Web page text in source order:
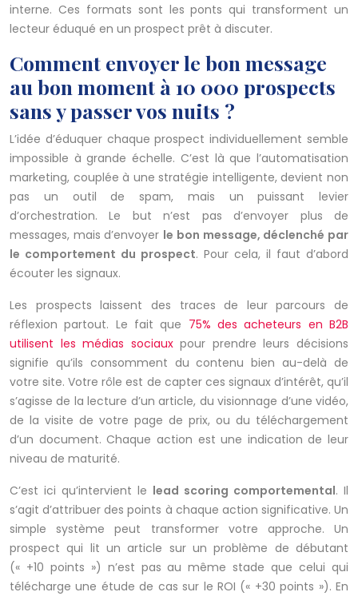
interne. Ces formats sont les ponts qui transforment un
lecteur éduqué en un prospect prêt à discuter.
Comment envoyer le bon message
au bon moment à 10 000 prospects
sans y passer vos nuits ?
L’idée d’éduquer chaque prospect individuellement semble
impossible à grande échelle. C’est là que l’automatisation
marketing, couplée à une stratégie intelligente, devient non
pas un outil de spam, mais un puissant levier
d’orchestration. Le but n’est pas d’envoyer plus de
messages, mais d’envoyer le bon message, déclenché par
le comportement du prospect. Pour cela, il faut d’abord
écouter les signaux.
Les prospects laissent des traces de leur parcours de
réflexion partout. Le fait que 75% des acheteurs en B2B
utilisent les médias sociauxpour prendre leurs décisions
signifie qu’ils consomment du contenu bien au-delà de
votre site. Votre rôle est de capter ces signaux d’intérêt, qu’il
s’agisse de la lecture d’un article, du visionnage d’une vidéo,
de la visite de votre page de prix, ou du téléchargement
d’un document. Chaque action est une indication de leur
niveau de maturité.
C’est ici qu’intervient le lead scoring comportemental. Il
s’agit d’attribuer des points à chaque action significative. Un
simple système peut transformer votre approche. Un
prospect qui lit un article sur un problème de débutant
(« +10 points ») n’est pas au même stade que celui qui
télécharge une étude de cas sur le ROI (« +30 points »). En